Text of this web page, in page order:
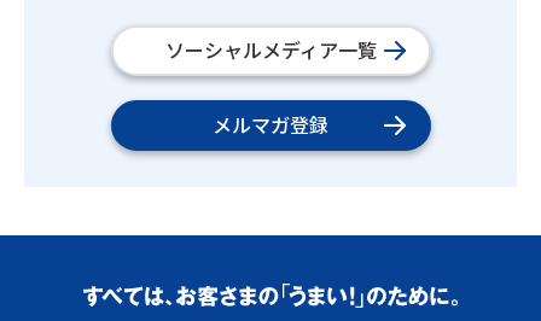
ソーシャルメディア一覧
メルマガ登録